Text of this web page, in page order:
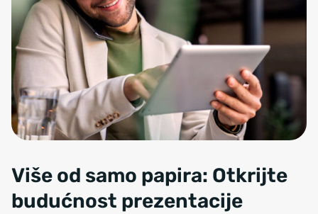
Više od samo papira: Otkrijte
budućnost prezentacije